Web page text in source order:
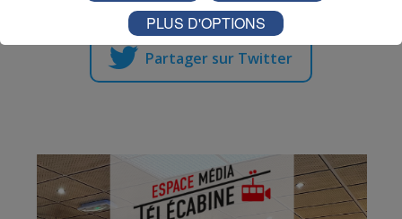
Partager sur Twitter
PLUS D'OPTIONS